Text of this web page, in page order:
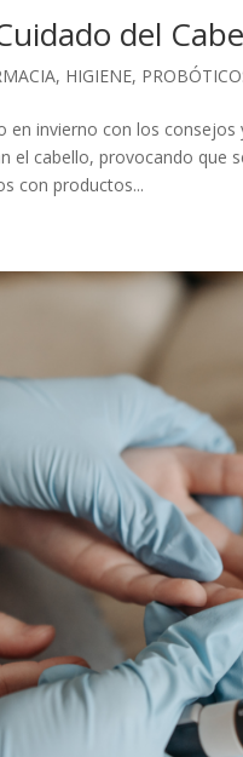
del
, HIGIENE,
en invierno con los
el cabello, provocando que
con productos...